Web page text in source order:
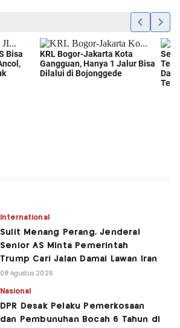
International
Sulit Menang Perang, Jenderal
Senior AS Minta Pemerintah
Trump Cari Jalan Damai Lawan Iran
08 Agustus 2026
Nasional
DPR Desak Pelaku Pemerkosaan
dan Pembunuhan Bocah 6 Tahun di